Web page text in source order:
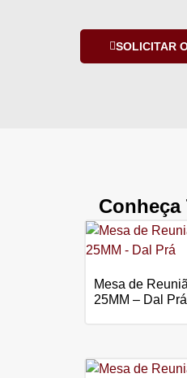
SOLICITAR
Conheça
Mesa de
25MM – Dal Prá